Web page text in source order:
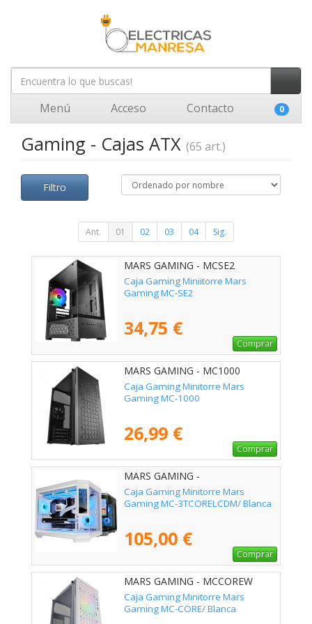
Menú Acceso Contacto 0
Gaming - Cajas ATX (65 art.)
Filtro
Ant. 01 02 03 04 Sig.
MARS GAMING - MCSE2
Caja Gaming Miniitorre Mars
Gaming MC-SE2
34,75 €
Comprar
MARS GAMING - MC1000
Caja Gaming Minitorre Mars
Gaming MC-1000
26,99 €
Comprar
MARS GAMING -
MC3TCORELCDMW
Caja Gaming Minitorre Mars
Gaming MC-3TCORELCDM/ Blanca
105,00 €
Comprar
MARS GAMING - MCCOREW
Caja Gaming Minitorre Mars
Gaming MC-CORE/ Blanca